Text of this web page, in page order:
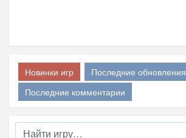
Новинки игр
Последние обновления
Последние комментарии